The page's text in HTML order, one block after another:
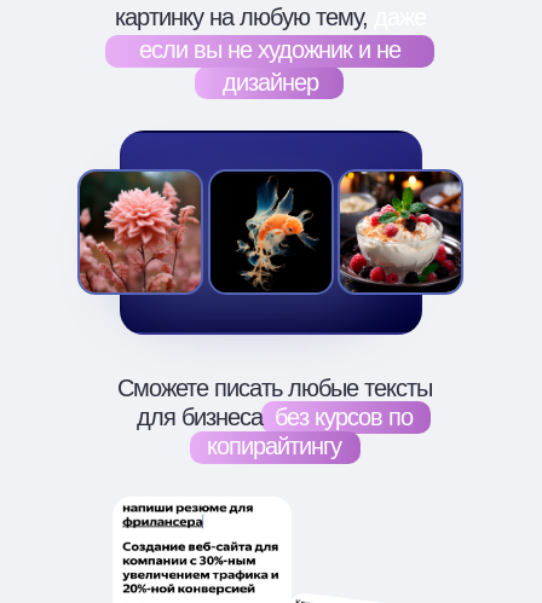
Сможете писать любые тексты
для бизнеса без курсов по
копирайтингу
картинку на любую тему,
если вы не художник и не
дизайнер